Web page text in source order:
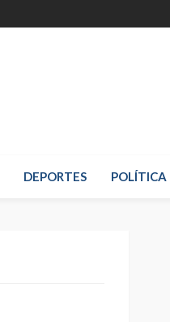
DEPORTES POLÍTICA